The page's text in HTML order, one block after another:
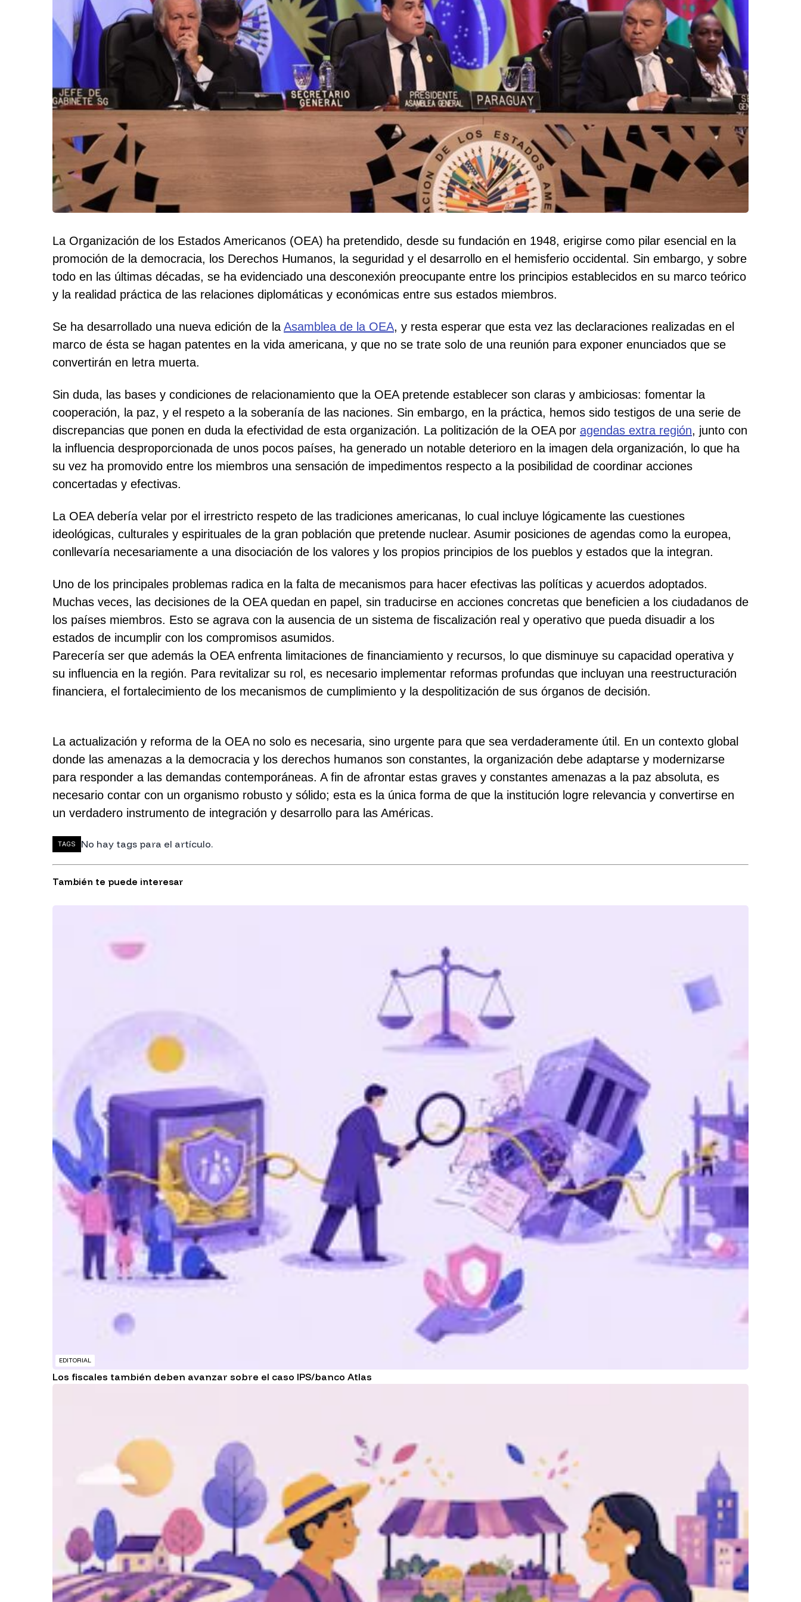
La Organización de los Estados Americanos (OEA) ha pretendido, desde su fundación en 1948, erigirse como pilar esencial en la
promoción de la democracia, los Derechos Humanos, la seguridad y el desarrollo en el hemisferio occidental. Sin embargo, y sobre
todo en las últimas décadas, se ha evidenciado una desconexión preocupante entre los principios establecidos en su marco teórico
y la realidad práctica de las relaciones diplomáticas y económicas entre sus estados miembros.
Se ha desarrollado una nueva edición de la Asamblea de la OEA, y resta esperar que esta vez las declaraciones realizadas en el
marco de ésta se hagan patentes en la vida americana, y que no se trate solo de una reunión para exponer enunciados que se
convertirán en letra muerta.
Sin duda, las bases y condiciones de relacionamiento que la OEA pretende establecer son claras y ambiciosas: fomentar la
cooperación, la paz, y el respeto a la soberanía de las naciones. Sin embargo, en la práctica, hemos sido testigos de una serie de
discrepancias que ponen en duda la efectividad de esta organización. La politización de la OEA por agendas extra región, junto con
la influencia desproporcionada de unos pocos países, ha generado un notable deterioro en la imagen dela organización, lo que ha
su vez ha promovido entre los miembros una sensación de impedimentos respecto a la posibilidad de coordinar acciones
concertadas y efectivas.
La OEA debería velar por el irrestricto respeto de las tradiciones americanas, lo cual incluye lógicamente las cuestiones
ideológicas, culturales y espirituales de la gran población que pretende nuclear. Asumir posiciones de agendas como la europea,
conllevaría necesariamente a una disociación de los valores y los propios principios de los pueblos y estados que la integran.
Uno de los principales problemas radica en la falta de mecanismos para hacer efectivas las políticas y acuerdos adoptados.
Muchas veces, las decisiones de la OEA quedan en papel, sin traducirse en acciones concretas que beneficien a los ciudadanos de
los países miembros. Esto se agrava con la ausencia de un sistema de fiscalización real y operativo que pueda disuadir a los
estados de incumplir con los compromisos asumidos.
Parecería ser que además la OEA enfrenta limitaciones de financiamiento y recursos, lo que disminuye su capacidad operativa y
su influencia en la región. Para revitalizar su rol, es necesario implementar reformas profundas que incluyan una reestructuración
financiera, el fortalecimiento de los mecanismos de cumplimiento y la despolitización de sus órganos de decisión.
La actualización y reforma de la OEA no solo es necesaria, sino urgente para que sea verdaderamente útil. En un contexto global
donde las amenazas a la democracia y los derechos humanos son constantes, la organización debe adaptarse y modernizarse
para responder a las demandas contemporáneas. A fin de afrontar estas graves y constantes amenazas a la paz absoluta, es
necesario contar con un organismo robusto y sólido; esta es la única forma de que la institución logre relevancia y convertirse en
un verdadero instrumento de integración y desarrollo para las Américas.
TAGS No hay tags para el artículo.
También te puede interesar
EDITORIAL
Los fiscales también deben avanzar sobre el caso IPS/banco Atlas